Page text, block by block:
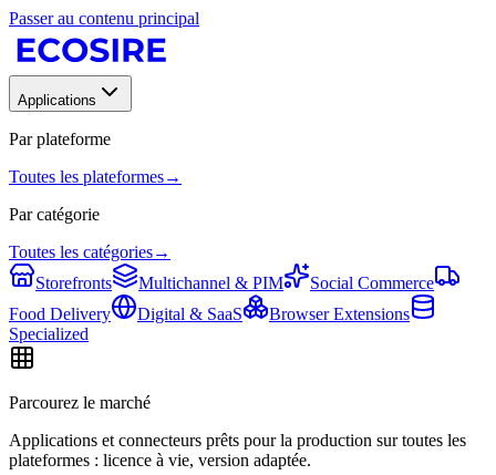
Passer au contenu principal
Applications
Par plateforme
Toutes les plateformes→
Par catégorie
Toutes les catégories→
Storefronts
Multichannel & PIM
Social Commerce
Food Delivery
Digital & SaaS
Browser Extensions
Specialized
Parcourez le marché
Applications et connecteurs prêts pour la production sur toutes les
plateformes : licence à vie, version adaptée.